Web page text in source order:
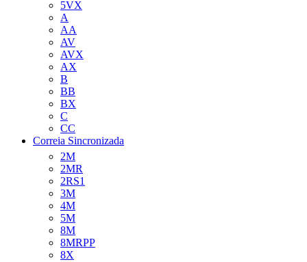
5VX
A
AA
AV
AVX
AX
B
BB
BX
C
CC
Correia Sincronizada
2M
2MR
2RS1
3M
4M
5M
8M
8MRPP
8X